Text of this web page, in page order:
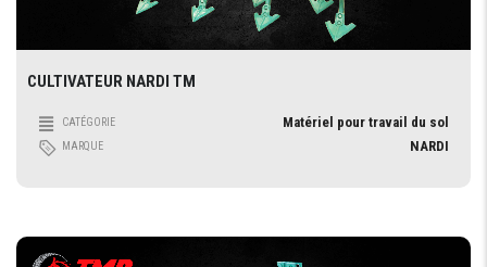
CULTIVATEUR NARDI TM
CATÉGORIE Matériel pour travail du sol
MARQUE NARDI